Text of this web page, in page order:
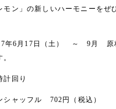
モン」の新しいハーモニーを
6月17日（土） ～ 9月 原材
計回り
ャッフル 702円（税込）